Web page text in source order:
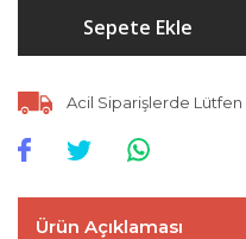
Sepete Ekle
Acil Siparişlerde
Ürün Açıklaması